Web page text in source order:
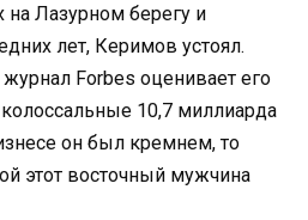
на Лазурном берегу и
лет, Керимов устоял.
Forbes оценивает его
10,7 миллиарда
он был кремнем, то
этот восточный мужчина